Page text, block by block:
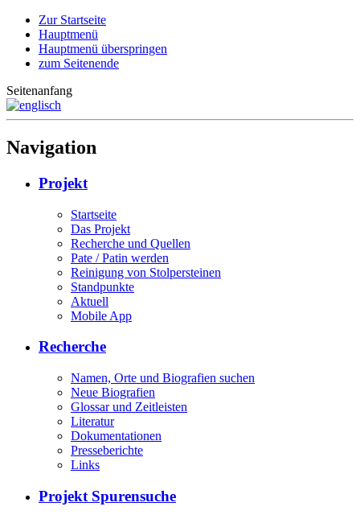
Zur Startseite
Hauptmenü
Hauptmenü überspringen
zum Seitenende
Seitenanfang
Navigation
Projekt
Startseite
Das Projekt
Recherche und Quellen
Pate / Patin werden
Reinigung von Stolpersteinen
Standpunkte
Aktuell
Mobile App
Recherche
Namen, Orte und Biografien suchen
Neue Biografien
Glossar und Zeitleisten
Literatur
Dokumentationen
Presseberichte
Links
Projekt Spurensuche